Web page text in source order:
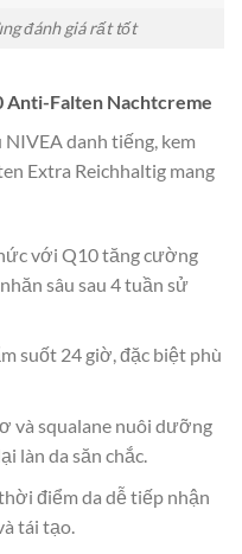
đánh giá rất tốt
Falten Nachtcreme
danh tiếng, kem
Extra Reichhaltig mang
với Q10 tăng cường
sâu sau 4 tuần sử
suốt 24 giờ, đặc biệt phù
và squalane nuôi dưỡng
làn da săn chắc.
điểm da dễ tiếp nhận
tái tạo.